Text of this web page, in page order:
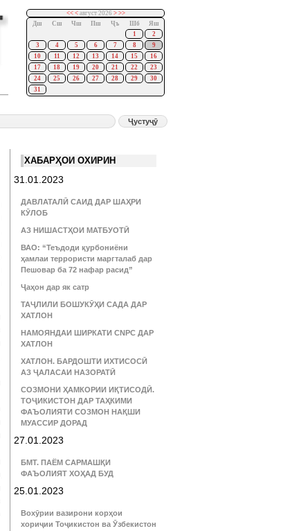
<< <август 2026 > >>
Дш
Сш Чш Пш Ҷъ Шб
Яш
1
2
3
4 5 6 7 8
9
10
11 12 13 14 15
16
17
18 19 20 21 22
23
24
25 26 27 28 29
30
31
ХАБАРҲОИ ОХИРИН
31.01.2023
ДАВЛАТАЛӢ САИД ДАР ШАҲРИ
КӮЛОБ
АЗ НИШАСТҲОИ МАТБУОТӢ
ВАО: “Теъдоди қурбониёни
ҳамлаи террористи маргталаб дар
Пешовар ба 72 нафар расид”
Ҷаҳон дар як сатр
ТАҶЛИЛИ БОШУКӮҲИ САДА ДАР
ХАТЛОН
НАМОЯНДАИ ШИРКАТИ CNPC ДАР
ХАТЛОН
ХАТЛОН. БАРДОШТИ ИХТИСОСӢ
АЗ ҶАЛАСАИ НАЗОРАТӢ
СОЗМОНИ ҲАМКОРИИ ИҚТИСОДӢ.
ТОҶИКИСТОН ДАР ТАҲКИМИ
ФАЪОЛИЯТИ СОЗМОН НАҚШИ
МУАССИР ДОРАД
27.01.2023
БМТ. ПАЁМ САРМАШҚИ
ФАЪОЛИЯТ ХОҲАД БУД
25.01.2023
Вохӯрии вазирони корҳои
хориҷии Тоҷикистон ва Ӯзбекистон